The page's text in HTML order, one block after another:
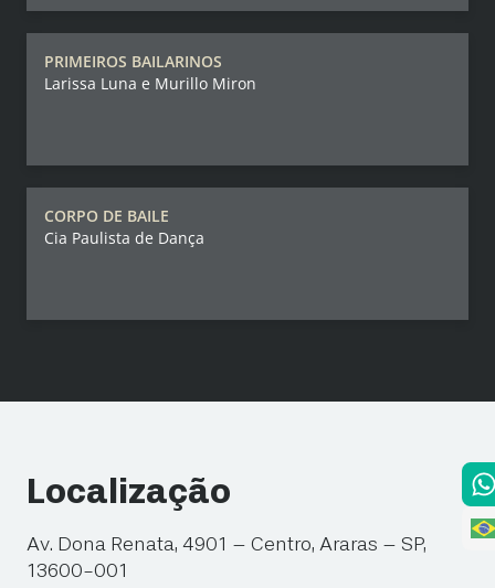
PRIMEIROS BAILARINOS
Larissa Luna e Murillo Miron
CORPO DE BAILE
Cia Paulista de Dança
Localização
Av. Dona Renata, 4901 – Centro, Araras – SP,
13600-001